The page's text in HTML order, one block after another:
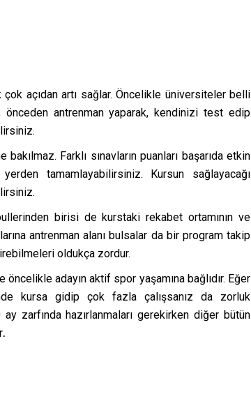
çok açıdan artı sağlar. Öncelikle üniversiteler belli
önceden antrenman yaparak, kendinizi test edip
Farklı sınavların puanları başarıda etkin
tamamlayabilirsiniz. Kursun sağlayacağı
birisi de kurstaki rekabet ortamının ve
antrenman alanı bulsalar da bir program takip
oldukça zordur.
adayın aktif spor yaşamına bağlıdır. Eğer
kursa gidip çok fazla çalışsanız da zorluk
zarfında hazırlanmaları gerekirken diğer bütün
.